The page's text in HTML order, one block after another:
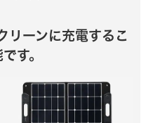
リーンに充電するこ
す。